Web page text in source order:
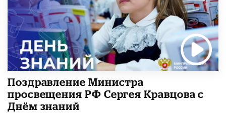
Поздравление Министра
просвещения РФ Сергея Кравцова с
Днём знаний